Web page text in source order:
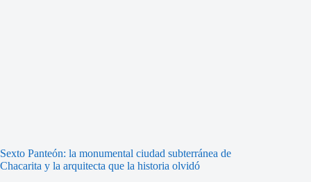
Sexto Panteón: la monumental ciudad subterránea de
Chacarita y la arquitecta que la historia olvidó